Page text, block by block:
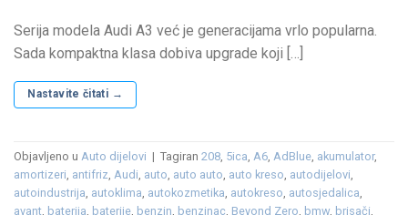
Serija modela Audi A3 već je generacijama vrlo popularna.
Sada kompaktna klasa dobiva upgrade koji […]
Nastavite čitati →
Objavljeno u Auto dijelovi | Tagiran 208, 5ica, A6, AdBlue, akumulator,
amortizeri, antifriz, Audi, auto, auto auto, auto kreso, autodijelovi,
autoindustrija, autoklima, autokozmetika, autokreso, autosjedalica,
avant, baterija, baterije, benzin, benzinac, Beyond Zero, bmw, brisači,